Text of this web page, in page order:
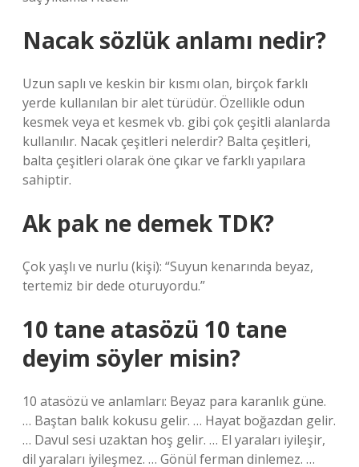
Nacak sözlük anlamı nedir?
Uzun saplı ve keskin bir kısmı olan, birçok farklı
yerde kullanılan bir alet türüdür. Özellikle odun
kesmek veya et kesmek vb. gibi çok çeşitli alanlarda
kullanılır. Nacak çeşitleri nelerdir? Balta çeşitleri,
balta çeşitleri olarak öne çıkar ve farklı yapılara
sahiptir.
Ak pak ne demek TDK?
Çok yaşlı ve nurlu (kişi): “Suyun kenarında beyaz,
tertemiz bir dede oturuyordu.”
10 tane atasözü 10 tane
deyim söyler misin?
10 atasözü ve anlamları: Beyaz para karanlık güne.
… Baştan balık kokusu gelir. … Hayat boğazdan gelir.
… Davul sesi uzaktan hoş gelir. … El yaraları iyileşir,
dil yaraları iyileşmez. … Gönül ferman dinlemez. …